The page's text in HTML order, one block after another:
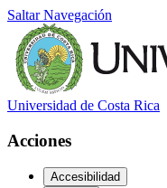
Saltar Navegación
Universidad de Costa Rica
Acciones
Accesibilidad